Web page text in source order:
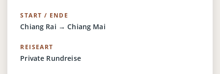
START / ENDE
Chiang Rai → Chiang Mai
REISEART
Private Rundreise